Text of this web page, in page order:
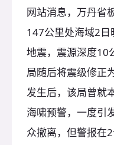
网站消息，万丹省
147公里处海域2日
地震，震源深度10
局随后将震级修正
发生后，该局曾就
海啸预警，一度引
众撤离，但警报在